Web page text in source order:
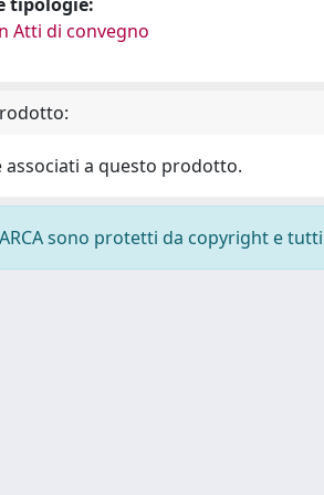
Atti di convegno
associati a questo prodotto.
sono protetti da copyright e